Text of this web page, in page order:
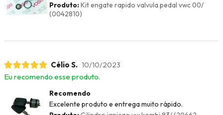
Produto:Kit engate rapido valvula pedal vwc 00/
(0042810)
Célio S. 10/10/2023
Eu recomendo esse produto.
Recomendo
Excelente produto e entrega muito rápido.